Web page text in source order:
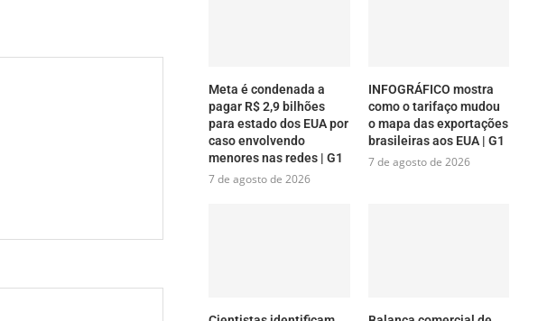
Meta é condenada a
pagar R$ 2,9 bilhões
para estado dos EUA por
caso envolvendo
menores nas redes | G1
7 de agosto de 2026
INFOGRÁFICO mostra
como o tarifaço mudou
o mapa das exportações
brasileiras aos EUA | G1
7 de agosto de 2026